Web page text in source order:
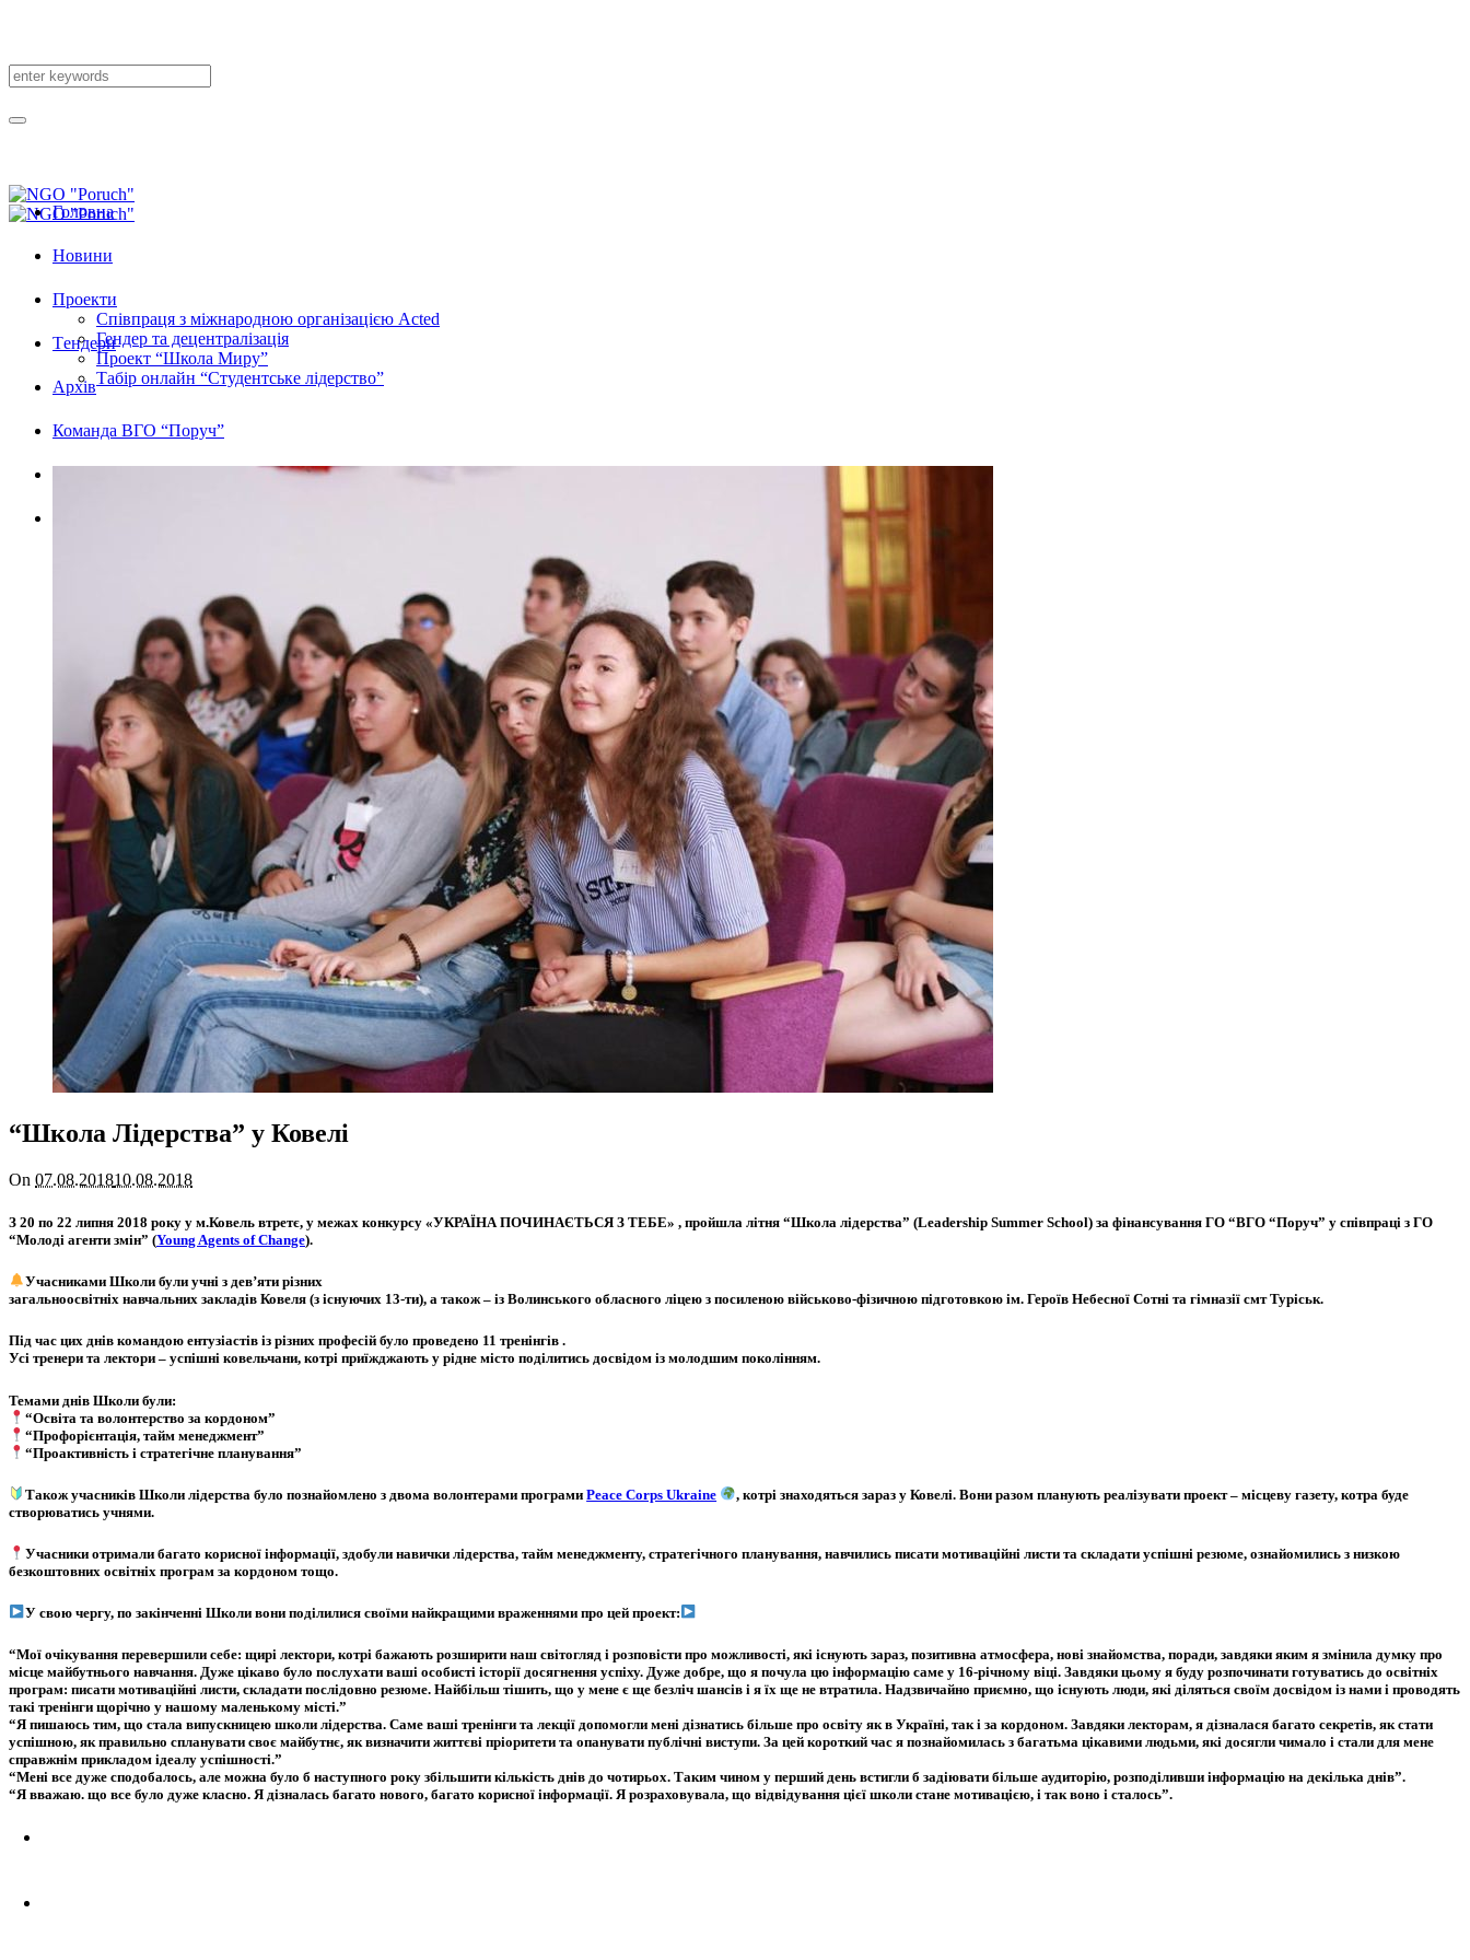
Головна
Новини
Проекти
Співпраця з міжнародною організацією Acted
Гендер та децентралізація
Проект “Школа Миру”
Табір онлайн “Студентське лідерство”
Tендери
Архів
Команда ВГО “Поруч”
“Школа Лідерства” у Ковелі
On 07.08.201810.08.2018
З 20 по 22 липня 2018 року у м.Ковель втретє, у межах конкурсу «УКРАЇНА ПОЧИНАЄТЬСЯ З ТЕБЕ» , пройшла літня “Школа лідерства” (Leadership Summer School) за фінансування ГО “ВГО “Поруч” у співпраці з ГО
“Молоді агенти змін” (Young Agents of Change).
Учасниками Школи були учні з дев’яти різних
загальноосвітніх навчальних закладів Ковеля (з існуючих 13-ти), а також – із Волинського обласного ліцею з посиленою військово-фізичною підготовкою ім. Героїв Небесної Сотні та гімназії смт Туріськ.
Під час цих днів командою ентузіастів із різних професій було проведено 11 тренінгів .
Усі тренери та лектори – успішні ковельчани, котрі приїжджають у рідне місто поділитись досвідом із молодшим поколінням.
Темами днів Школи були:
“Освіта та волонтерство за кордоном”
“Профорієнтація, тайм менеджмент”
“Проактивність і стратегічне планування”
Також учасників Школи лідерства було познайомлено з двома волонтерами програмиPeace Corps Ukraine
, котрі знаходяться зараз у Ковелі. Вони разом планують реалізувати проект – місцеву газету, котра буде
створюватись учнями.
Учасники отримали багато корисної інформації, здобули навички лідерства, тайм менеджменту, стратегічного планування, навчились писати мотиваційні листи та складати успішні резюме, ознайомились з низкою
безкоштовних освітніх програм за кордоном тощо.
У свою чергу, по закінченні Школи вони поділилися своїми найкращими враженнями про цей проект:
“Мої очікування перевершили себе: щирі лектори, котрі бажають розширити наш світогляд і розповісти про можливості, які існують зараз, позитивна атмосфера, нові знайомства, поради, завдяки яким я змінила думку про
місце майбутнього навчання. Дуже цікаво було послухати ваші особисті історії досягнення успіху. Дуже добре, що я почула цю інформацію саме у 16-річному віці. Завдяки цьому я буду розпочинати готуватись до освітніх
програм: писати мотиваційні листи, складати послідовно резюме. Найбільш тішить, що у мене є ще безліч шансів і я їх ще не втратила. Надзвичайно приємно, що існують люди, які діляться своїм досвідом із нами і проводять
такі тренінги щорічно у нашому маленькому місті.”
“Я пишаюсь тим, що стала випускницею школи лідерства. Саме ваші тренінги та лекції допомогли мені дізнатись більше про освіту як в Україні, так і за кордоном. Завдяки лекторам, я дізналася багато секретів, як стати
успішною, як правильно спланувати своє майбутнє, як визначити життєві пріоритети та опанувати публічні виступи. За цей короткий час я познайомилась з багатьма цікавими людьми, які досягли чимало і стали для мене
справжнім прикладом ідеалу успішності.”
“Мені все дуже сподобалось, але можна було б наступного року збільшити кількість днів до чотирьох. Таким чином у перший день встигли б задіювати більше аудиторію, розподіливши інформацію на декілька днів”.
“Я вважаю. що все було дуже класно. Я дізналась багато нового, багато корисної інформації. Я розраховувала, що відвідування цієї школи стане мотивацією, і так воно і сталось”.